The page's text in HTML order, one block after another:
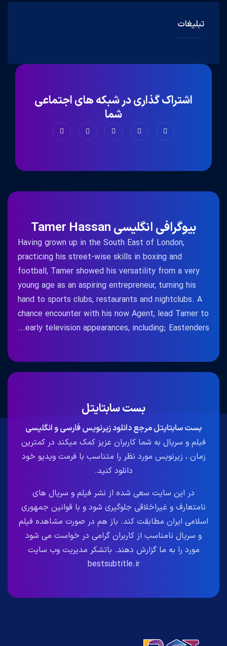
تبلیغات
اشتراک گذاری در شبکه های اجتماعی
شما
بیوگرافی انگلیسی Tamer Hassan
Having grown up in the South East of London,
practicing his street-wise skills in boxing and
football, Tamer showed his versatility from a very
young age as an aspiring entrepreneur, turning his
hand to sports clubs, restaurants and nightclubs. A
chance encounter with his now Agent, lead Tamer to
early television appearances, including; Eastenders...
بست سابتایتل
بست سابتایتل مرجع دانلود زیرنویس فارسی و انگلیسی
فیلم و سریال به شما کاربران عزیز کمک میکند در کمترین
زمان ، زیرنویس مورد نظر را متناسب با فرمت ویدیو خود
دانلود کنید.
در این سایت سعی شده از نشر فیلم و سریال های
نامتعارف و غیراخلاقی جلوگیری شود و با قوانین جمهوری
اسلامی ایران مطابقت کند. باز هم در صورت مشاهده فیلم
و سریال نامناسب از کاربران گرامی در خواست می شود
مورد را به ما گزارش دهند. باتشکر مدیریت وب سایت
bestsubtitle.ir